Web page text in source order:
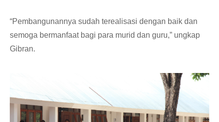
“Pembangunannya sudah terealisasi dengan baik dan
semoga bermanfaat bagi para murid dan guru,” ungkap
Gibran.